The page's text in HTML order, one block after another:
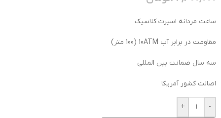
ساعت مردانه اسپرت کلاسیک
مقاومت در برابر آب 10ATM (100 متر)
سه سال ضمانت بین المللی
اصالت کشور آمریکا
-
+